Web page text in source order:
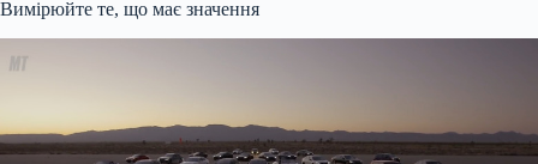
Вимірюйте те, що має значення